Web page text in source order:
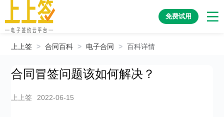
免费试用
上上签 > 合同百科 > 电子合同 > 百科详情
合同冒签问题该如何解决？
上上签 2022-06-15